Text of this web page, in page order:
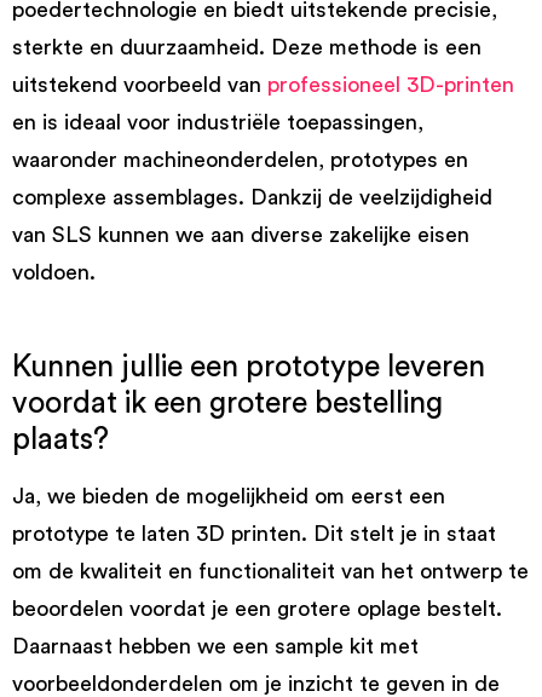
poedertechnologie en biedt uitstekende precisie,
sterkte en duurzaamheid. Deze methode is een
uitstekend voorbeeld van professioneel 3D-printen
en is ideaal voor industriële toepassingen,
waaronder machineonderdelen, prototypes en
complexe assemblages. Dankzij de veelzijdigheid
van SLS kunnen we aan diverse zakelijke eisen
voldoen.
Kunnen jullie een prototype leveren
voordat ik een grotere bestelling
plaats?
Ja, we bieden de mogelijkheid om eerst een
prototype te laten 3D printen. Dit stelt je in staat
om de kwaliteit en functionaliteit van het ontwerp te
beoordelen voordat je een grotere oplage bestelt.
Daarnaast hebben we een sample kit met
voorbeeldonderdelen om je inzicht te geven in de